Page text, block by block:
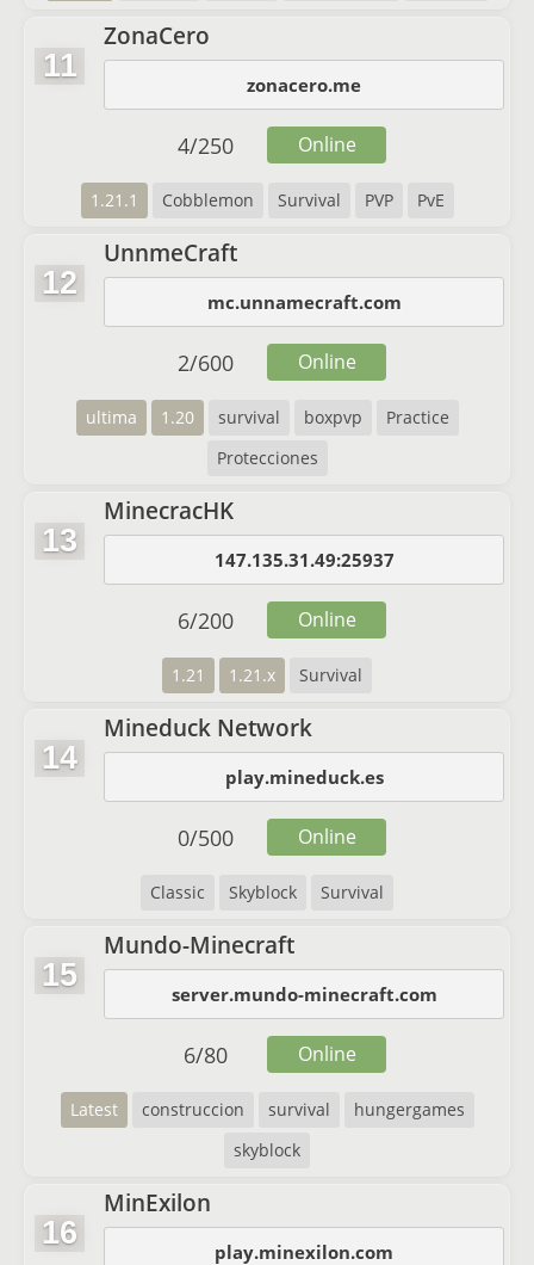
11
ZonaCero
zonacero.me
1.21.1 Cobblemon Survival PVP PvE
4/250 Online
12
UnnmeCraft
mc.unnamecraft.com
ultima 1.20 survival boxpvp
Practice
Protecciones
2/600 Online
13
MinecracHK
147.135.31.49:25937
1.21 1.21.x Survival
6/200 Online
14
Mineduck Network
play.mineduck.es
Classic Skyblock Survival
0/500 Online
15
Mundo-Minecraft
server.mundo-minecraft.com
Latest construccion survival
hungergames
skyblock
6/80 Online
16
MinExilon
play.minexilon.com